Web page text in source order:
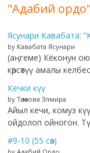
"Адабий
Ясунари Кавабата:
by Кавабата Ясунари
(аңгеме) Кёконун
көрсөтүү амалы
Кечки күү
by Төлөкова Элмира
Айыл кечи, комуз
ойдолоп ойногон.
#9-10 (55 сөз)